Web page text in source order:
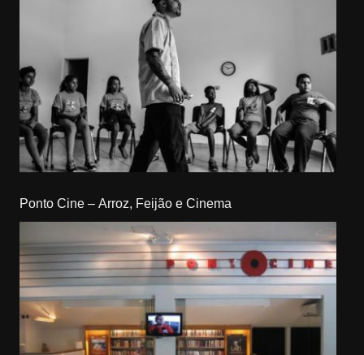
Ponto Cine – Arroz, Feijão e Cinema